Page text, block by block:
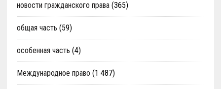
новости гражданского права(365)
общая часть (59)
особенная часть (4)
Международное право (1 487)